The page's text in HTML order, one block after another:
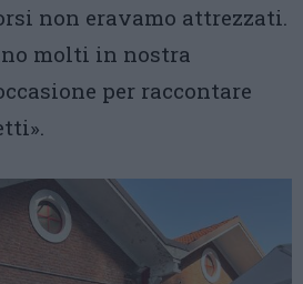
non eravamo attrezzati.
molti in nostra
per raccontare